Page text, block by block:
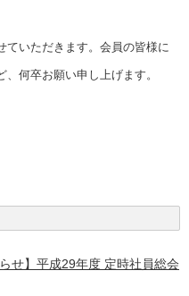
ていただきます。会員の皆様に
何卒お願い申し上げます。
せ】平成29年度 定時社員総会